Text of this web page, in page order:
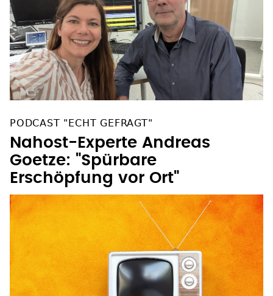
PODCAST "ECHT GEFRAGT"
Nahost-Experte Andreas
Goetze: "Spürbare
Erschöpfung vor Ort"